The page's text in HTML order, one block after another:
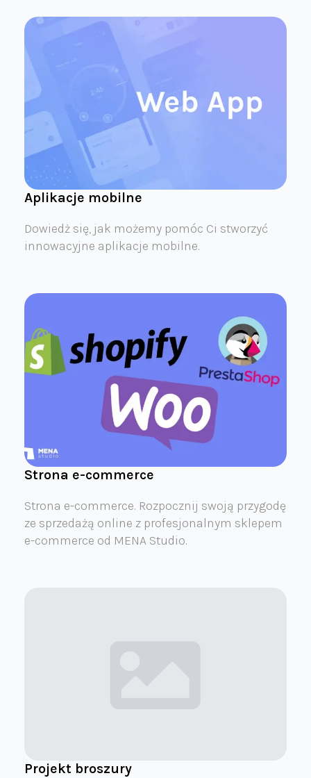
Aplikacje mobilne
Dowiedż się, jak możemy pomóc Ci stworzyć
innowacyjne aplikacje mobilne.
Strona e-commerce
Strona e-commerce. Rozpocznij swoją przygodę
ze sprzedażą online z profesjonalnym sklepem
e-commerce od MENA Studio.
Projekt broszury